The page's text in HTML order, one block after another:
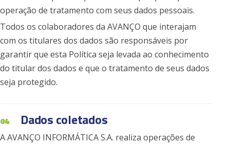
operação de tratamento com seus dados pessoais.
Todos os colaboradores da AVANÇO que interajam
com os titulares dos dados são responsáveis por
garantir que esta Política seja levada ao conhecimento
do titular dos dados e que o tratamento de seus dados
seja protegido.
04 Dados coletados
A AVANÇO INFORMÁTICA S.A. realiza operações de